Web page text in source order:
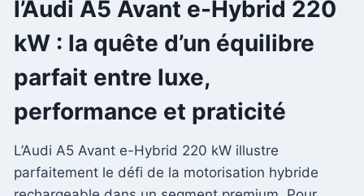
l’Audi A5 Avant e-Hybrid 220
kW : la quête d’un équilibre
parfait entre luxe,
performance et praticité
L’Audi A5 Avant e-Hybrid 220 kW illustre
parfaitement le défi de la motorisation hybride